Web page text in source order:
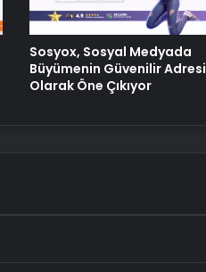
Sosyox, Sosyal Medyada
Büyümenin Güvenilir Adresi
Olarak Öne Çıkıyor